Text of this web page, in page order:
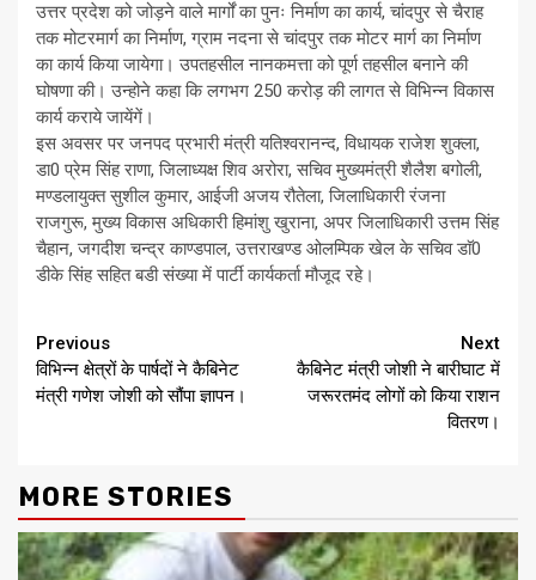
उत्तर प्रदेश को जोड़ने वाले मार्गों का पुनः निर्माण का कार्य, चांदपुर से चैराह
तक मोटरमार्ग का निर्माण, ग्राम नदना से चांदपुर तक मोटर मार्ग का निर्माण
का कार्य किया जायेगा। उपतहसील नानकमत्ता को पूर्ण तहसील बनाने की
घोषणा की। उन्होने कहा कि लगभग 250 करोड़ की लागत से विभिन्न विकास
कार्य कराये जायेंगें।
इस अवसर पर जनपद प्रभारी मंत्री यतिश्वरानन्द, विधायक राजेश शुक्ला,
डा0 प्रेम सिंह राणा, जिलाध्यक्ष शिव अरोरा, सचिव मुख्यमंत्री शैलैश बगोली,
मण्डलायुक्त सुशील कुमार, आईजी अजय रौतेला, जिलाधिकारी रंजना
राजगुरू, मुख्य विकास अधिकारी हिमांशु खुराना, अपर जिलाधिकारी उत्तम सिंह
चैहान, जगदीश चन्द्र काण्डपाल, उत्तराखण्ड ओलम्पिक खेल के सचिव डाॅ0
डीके सिंह सहित बडी संख्या में पार्टी कार्यकर्ता मौजूद रहे।
Continue
Reading
Previous
विभिन्न क्षेत्रों के पार्षदों ने कैबिनेट
मंत्री गणेश जोशी को सौंपा ज्ञापन।
Next
कैबिनेट मंत्री जोशी ने बारीघाट में
जरूरतमंद लोगों को किया राशन
वितरण।
MORE STORIES